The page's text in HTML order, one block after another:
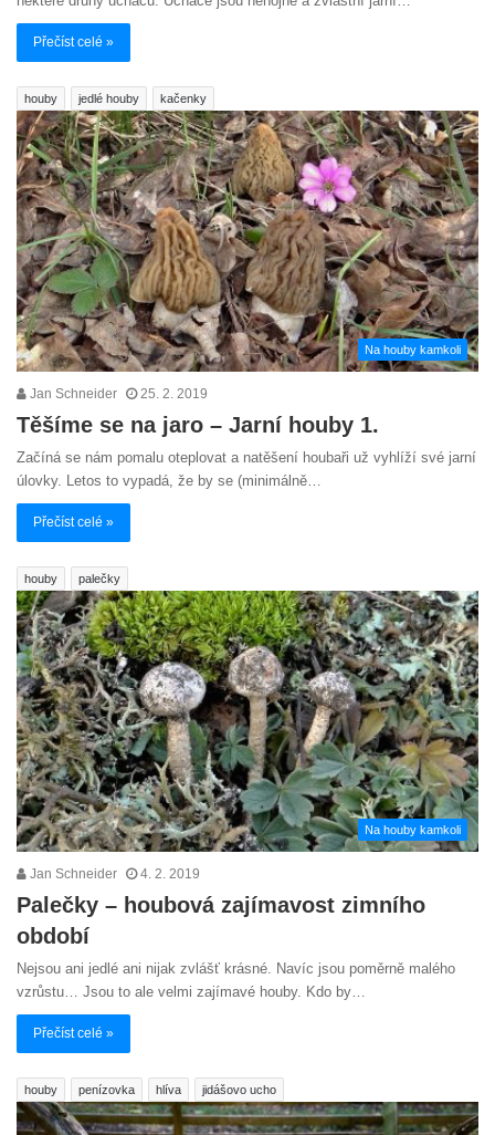
Přečíst celé »
houby jedlé houby kačenky
Na houby kamkoli
Jan Schneider 25. 2. 2019
Těšíme se na jaro – Jarní houby 1.
Začíná se nám pomalu oteplovat a natěšení houbaři už vyhlíží své jarní
úlovky. Letos to vypadá, že by se (minimálně…
Přečíst celé »
houby palečky
Na houby kamkoli
Jan Schneider 4. 2. 2019
Palečky – houbová zajímavost zimního
období
Nejsou ani jedlé ani nijak zvlášť krásné. Navíc jsou poměrně malého
vzrůstu… Jsou to ale velmi zajímavé houby. Kdo by…
Přečíst celé »
houby penízovka hlíva jidášovo ucho